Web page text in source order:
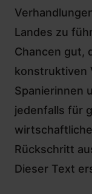
Landes zu
Chancen gut,
konstruktiven
Spanierinnen
jedenfalls für
Rückschritt
Dieser Text